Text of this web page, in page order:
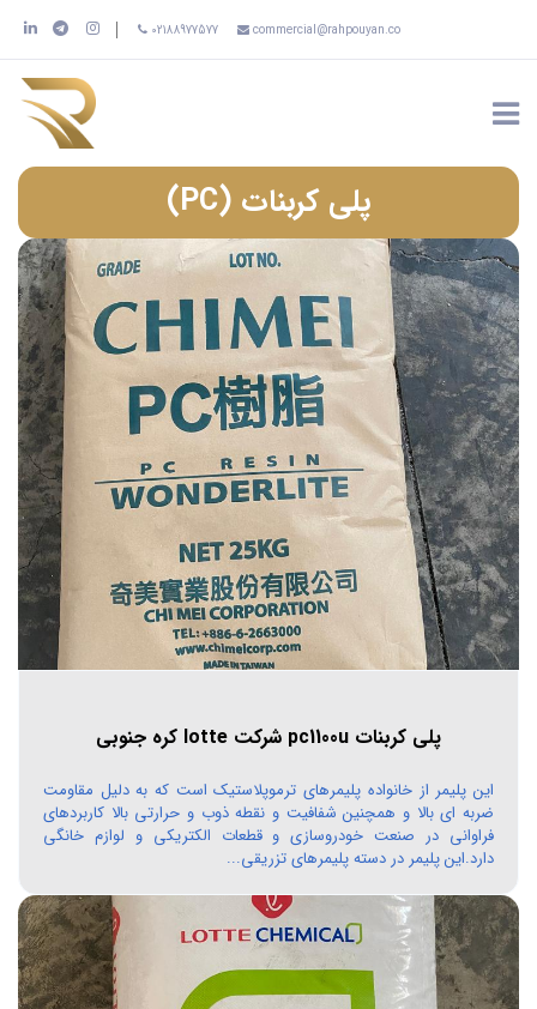
commercial@rahpouyan.co
02188977577
پلی کربنات (PC)
پلی کربنات pc1100u شرکت lotte کره جنوبی
این پلیمر از خانواده پلیمرهای ترموپلاستیک است که به دلیل مقاومت
ضربه ای بالا و همچنین شفافیت و نقطه ذوب و حرارتی بالا کاربردهای
فراوانی در صنعت خودروسازی و قطعات الکتریکی و لوازم خانگی
دارد.این پلیمر در دسته پلیمرهای تزریقی...